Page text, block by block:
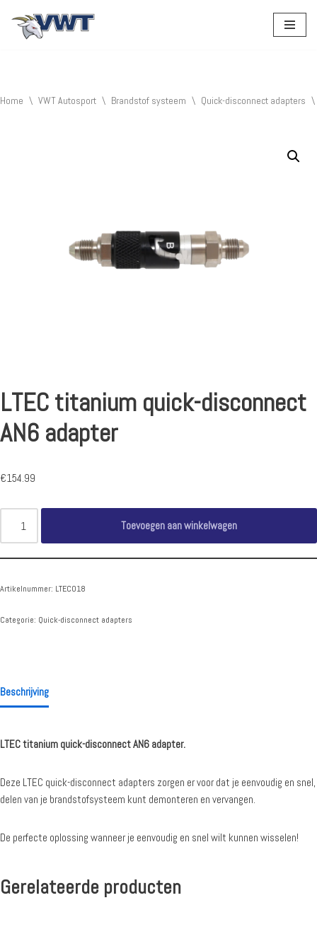
Home \ VWT Autosport \ Brandstof systeem \ Quick-disconnect adapters \
LTEC titanium quick-disconnect
AN6 adapter
€154.99
Toevoegen aan winkelwagen
Artikelnummer: LTEC018
Categorie: Quick-disconnect adapters
Beschrijving
LTEC titanium quick-disconnect AN6 adapter.
Deze LTEC quick-disconnect adapters zorgen er voor dat je eenvoudig en snel,
delen van je brandstofsysteem kunt demonteren en vervangen.
De perfecte oplossing wanneer je eenvoudig en snel wilt kunnen wisselen!
Gerelateerde producten